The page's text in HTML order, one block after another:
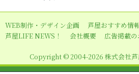
ー
シ
ン
WEB制作・デザイン企画 芦屋おすすめ情
芦屋LIFE NEWS！
会社概要 広告掲載
Copyright © 2004-2026 株式会社